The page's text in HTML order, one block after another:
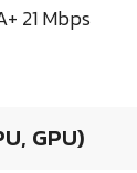
21 Mbps
GPU)